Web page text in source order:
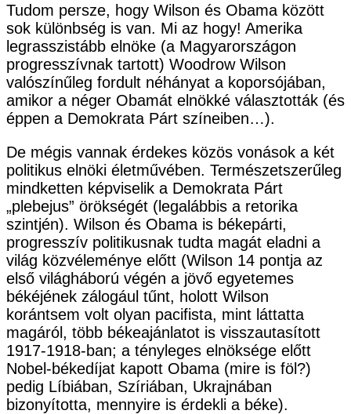
Tudom persze, hogy Wilson és Obama között
sok különbség is van. Mi az hogy! Amerika
legrasszistább elnöke (a Magyarországon
progresszívnak tartott) Woodrow Wilson
valószínűleg fordult néhányat a koporsójában,
amikor a néger Obamát elnökké választották (és
éppen a Demokrata Párt színeiben…).
De mégis vannak érdekes közös vonások a két
politikus elnöki életművében. Természetszerűleg
mindketten képviselik a Demokrata Párt
„plebejus” örökségét (legalábbis a retorika
szintjén). Wilson és Obama is békepárti,
progresszív politikusnak tudta magát eladni a
világ közvéleménye előtt (Wilson 14 pontja az
első világháború végén a jövő egyetemes
békéjének zálogául tűnt, holott Wilson
korántsem volt olyan pacifista, mint láttatta
magáról, több békeajánlatot is visszautasított
1917-1918-ban; a tényleges elnöksége előtt
Nobel-békedíjat kapott Obama (mire is föl?)
pedig Líbiában, Szíriában, Ukrajnában
bizonyította, mennyire is érdekli a béke).